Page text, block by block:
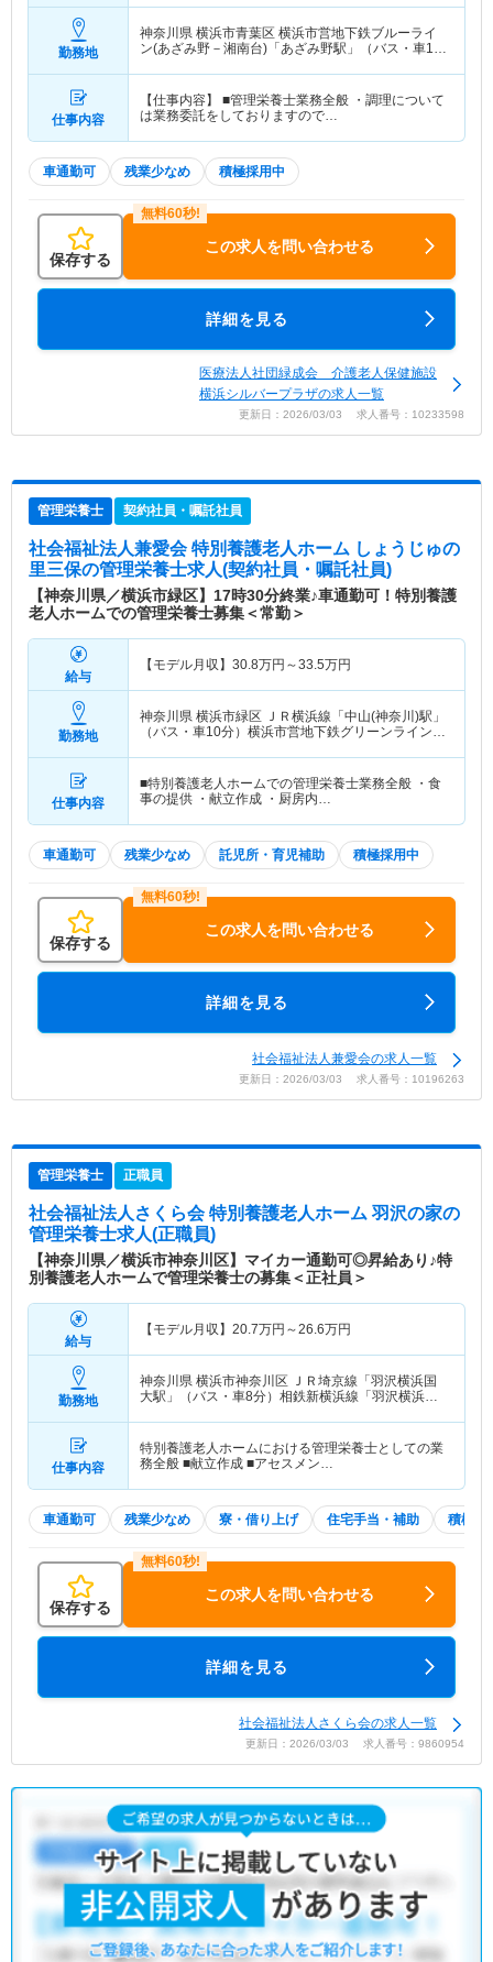
勤務地
神奈川県 横浜市青葉区 横浜市営地下鉄ブルーライ
ン(あざみ野－湘南台)「あざみ野駅」（バス・車10
分）
仕事内容
【仕事内容】 ■管理栄養士業務全般 ・調理について
は業務委託をしておりますので…
車通勤可 残業少なめ 積極採用中
保存する
この求人を問い合わせる
詳細を見る
医療法人社団緑成会 介護老人保健施設
横浜シルバープラザの求人一覧
更新日：2026/03/03 求人番号：10233598
管理栄養士 契約社員・嘱託社員
社会福祉法人兼愛会 特別養護老人ホーム しょうじゅの
里三保の管理栄養士求人(契約社員・嘱託社員)
【神奈川県／横浜市緑区】17時30分終業♪車通勤可！特別養護
老人ホームでの管理栄養士募集＜常勤＞
給与
【モデル月収】 30.8万円～33.5万円
勤務地
神奈川県 横浜市緑区 ＪＲ横浜線「中山(神奈川)駅」
（バス・車10分）横浜市営地下鉄グリーンライン
仕事内容
■特別養護老人ホームでの管理栄養士業務全般 ・食
事の提供 ・献立作成 ・厨房内…
車通勤可 残業少なめ 託児所・育児補助 積極採用中
保存する
この求人を問い合わせる
詳細を見る
社会福祉法人兼愛会の求人一覧
更新日：2026/03/03 求人番号：10196263
管理栄養士 正職員
社会福祉法人さくら会 特別養護老人ホーム 羽沢の家の
管理栄養士求人(正職員)
【神奈川県／横浜市神奈川区】マイカー通勤可◎昇給あり♪特
別養護老人ホームで管理栄養士の募集＜正社員＞
給与
【モデル月収】 20.7万円～26.6万円
勤務地
神奈川県 横浜市神奈川区 ＪＲ埼京線「羽沢横浜国
大駅」（バス・車8分）相鉄新横浜線「羽沢横浜国
仕事内容
特別養護老人ホームにおける管理栄養士としての業
務全般 ■献立作成 ■アセスメン…
車通勤可 残業少なめ 寮・借り上げ 住宅手当・補助 積極採
保存する
この求人を問い合わせる
詳細を見る
社会福祉法人さくら会の求人一覧
更新日：2026/03/03 求人番号：9860954